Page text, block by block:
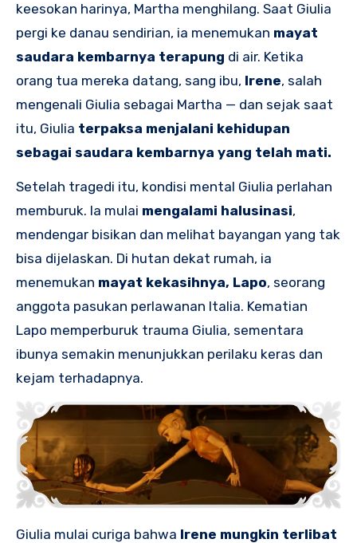
keesokan harinya, Martha menghilang. Saat Giulia
pergi ke danau sendirian, ia menemukan mayat
saudara kembarnya terapung di air. Ketika
orang tua mereka datang, sang ibu, Irene, salah
mengenali Giulia sebagai Martha — dan sejak saat
itu, Giulia terpaksa menjalani kehidupan
sebagai saudara kembarnya yang telah mati.
Setelah tragedi itu, kondisi mental Giulia perlahan
memburuk. Ia mulai mengalami halusinasi,
mendengar bisikan dan melihat bayangan yang tak
bisa dijelaskan. Di hutan dekat rumah, ia
menemukan mayat kekasihnya, Lapo, seorang
anggota pasukan perlawanan Italia. Kematian
Lapo memperburuk trauma Giulia, sementara
ibunya semakin menunjukkan perilaku keras dan
kejam terhadapnya.
Giulia mulai curiga bahwa Irene mungkin terlibat